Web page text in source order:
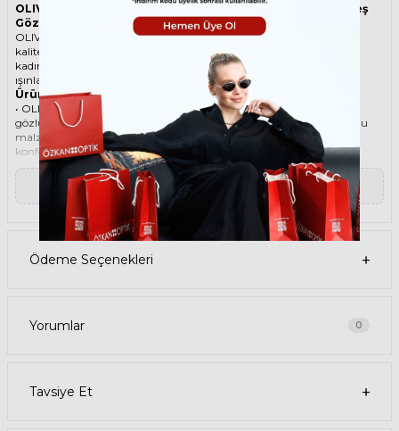
OLIVER PEOPLES 5349S 162571 50 Kahverengi Unisex Güneş
Gözlüğü
OLIVER PEOPLES ikonik Yuvarlak Asetat güneş gözlüğü, tarzı ve
kaliteli malzemesi ile göz alıcı bir aksesuar. Hem erkekler hem de
kadınlar için uygun olan bu güneş gözlüğü, güneşin zararlı
ışınlarından korunmanızı sağlarken, stilinizi de yansıtır.
Ürün Faydaları
• OLIVER PEOPLES 5349S 162571 50 Kahverengi Unisex güneş
gözlüğü, yüksek kaliteli Asetat çerçeveye ve Mineral lense sahiptir. Bu
malzemeler, güneş gözlüğünüzün uzun ömürlü, dayanıklı ve
konforlu olmasını sağlar.
• OLIVER PEOPLES 5349S 162571 50 Unisex Kahverengi güneş
gözlüğü, %100 UV koruması sunar. Bu sayede, gözlerinizi güneşin
zararlı ışınlarından korur ve göz sağlığınızı korur. Yeşil cam rengi,
ışığı dengeli bir şekilde filtreler ve her ortamda rahat bir görüş sağlar.
Paket İçeriği
• OLIVER PEOPLES 5349S 162571 50 Kahverengi Unisex Güneş
Gözlüğü
• Kılıf
• OLIVER PEOPLES 5349S 162571 50 Kahverengi Unisex güneş
• OLIVER PEOPLES Yuvarlak Asetat güneş gözlüğünüzü, farklı
▼ Devamını Oku
Ödeme Seçenekleri
Yorumlar 0
Tavsiye Et